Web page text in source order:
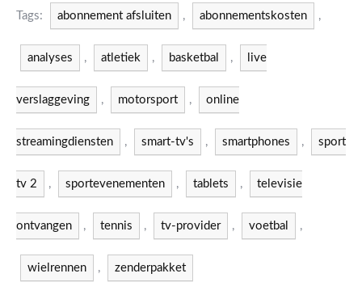
Tags: abonnement afsluiten , abonnementskosten ,
analyses , atletiek , basketbal , live
verslaggeving , motorsport , online
streamingdiensten , smart-tv's , smartphones , sport
tv 2 , sportevenementen , tablets , televisie
ontvangen , tennis , tv-provider , voetbal ,
wielrennen , zenderpakket